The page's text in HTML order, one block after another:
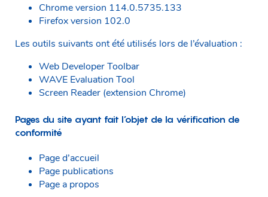
Chrome version 114.0.5735.133
Firefox version 102.0
Les outils suivants ont été utilisés lors de l’évaluation :
Web Developer Toolbar
WAVE Evaluation Tool
Screen Reader (extension Chrome)
Pages du site ayant fait l’objet de la vérification de
conformité
Page d’accueil
Page publications
Page a propos